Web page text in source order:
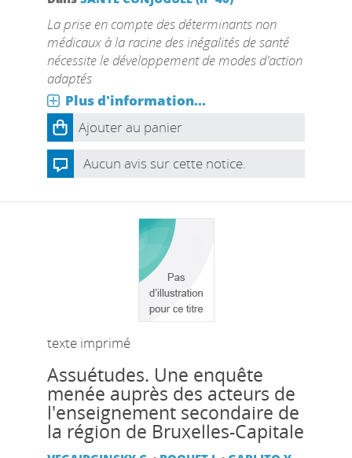
La prise en compte des déterminants non
médicaux à la racine des inégalités de santé
nécessite le développement de modes d'action
adaptés
Plus d'information...
Ajouter au panier
Aucun avis sur cette notice.
texte imprimé
Assuétudes. Une enquête
menée auprès des acteurs de
l'enseignement secondaire de
la région de Bruxelles-Capitale